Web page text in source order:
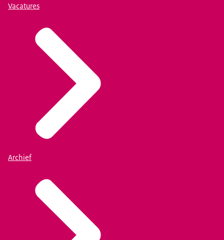
Vacatures
Archief